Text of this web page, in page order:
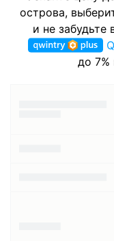
острова,
и не забудьте
до 7%